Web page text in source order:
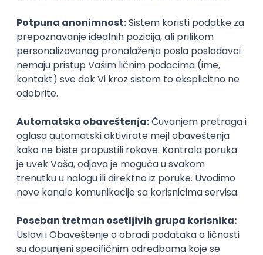
teksturom i narativom, čime povezuje klasične
likovne elemente sa digitalnom estetikom.
Kroz svoje stvaralaštvo, Mihailo traga za granicama
između realnog i virtuelnog, prenoseći univerzalne
priče i simbole u nov, modernizovan kontekst.
Njegova dela često reflektuju tenziju između prošlosti
i budućnosti, čoveka i tehnologije, dok kroz dizajn
igara i slikarski rad gradi sopstveni umetnički izraz.
Organizator
UK Parobrod
Sačuvaj dešavanje